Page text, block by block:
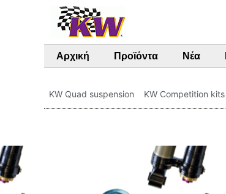
Αρχική Προϊόντα Νέα
KW Quad suspension KW Competition kits